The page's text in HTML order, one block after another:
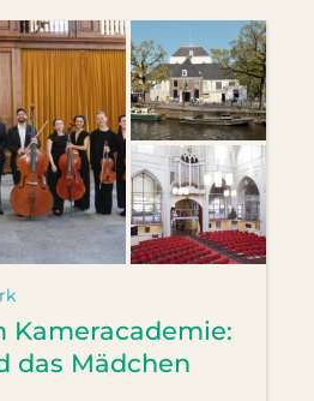
Kameracademie:
das Mädchen